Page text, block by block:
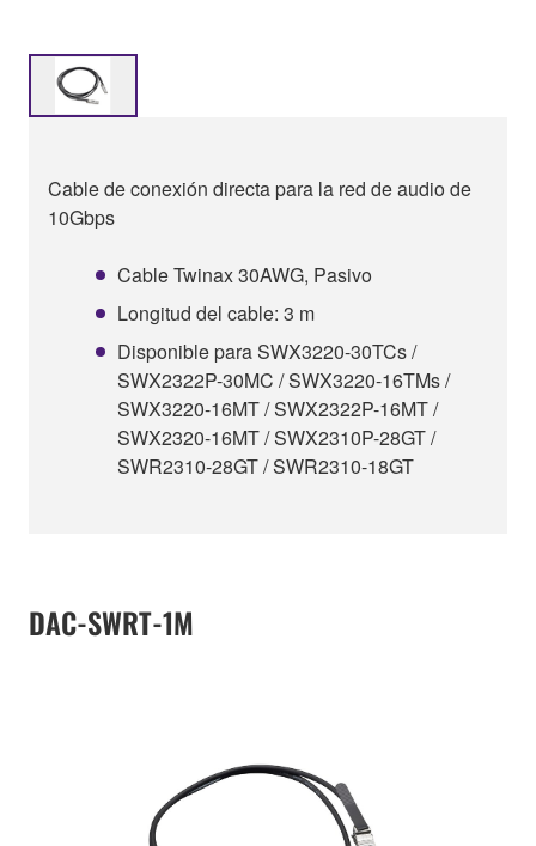
Cable de conexión directa para la red de audio de
10Gbps
Cable Twinax 30AWG, Pasivo
Longitud del cable: 3 m
Disponible para SWX3220-30TCs /
SWX2322P-30MC / SWX3220-16TMs /
SWX3220-16MT / SWX2322P-16MT /
SWX2320-16MT / SWX2310P-28GT /
SWR2310-28GT / SWR2310-18GT
DAC-SWRT-1M